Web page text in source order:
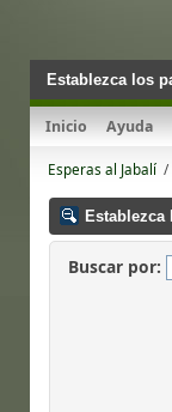
Establezca los
Inicio Ayuda
Esperas al Jabalí/
Establezca
Buscar por: